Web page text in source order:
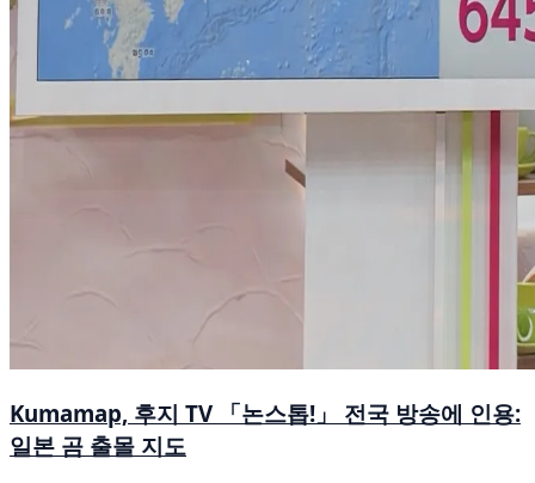
Kumamap, 후지 TV 「논스톱!」 전국 방송에 인용:
일본 곰 출몰 지도